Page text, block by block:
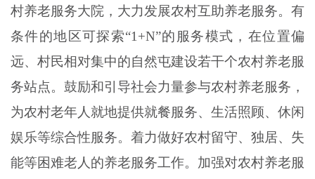
村养老服务大院，大力发展农村互助养老服务。有
条件的地区可探索“1+N”的服务模式，在位置偏
远、村民相对集中的自然屯建设若干个农村养老服
务站点。鼓励和引导社会力量参与农村养老服务，
为农村老年人就地提供就餐服务、生活照顾、休闲
娱乐等综合性服务。着力做好农村留守、独居、失
能等困难老人的养老服务工作。加强对农村养老服